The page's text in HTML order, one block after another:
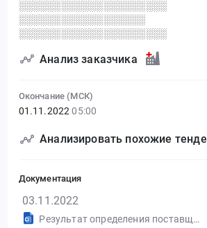
░░░░░░░░░░░░░░░░░░░░░
░░░░░░░░░░░░░░░░░░
░░░░░░░░░░░░░░░░░░░░░
Анализ заказчика
Окончание (МСК)
01.11.2022 05:00
Анализировать похожие
Документация
03.11.2022
Результат определения поставщика (подрядчика, исполнителя), сформированный на основании размещенных протоколов